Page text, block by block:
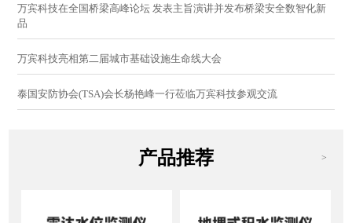
万宾科技在全国桥梁高峰论坛 发表主旨演讲并发布桥梁安全数智化新
品
万宾科技亮相第二届城市基础设施生命线大会
泰国安防协会(TSA)会长杨艳峰一行莅临万宾科技参观交流
产品推荐 >